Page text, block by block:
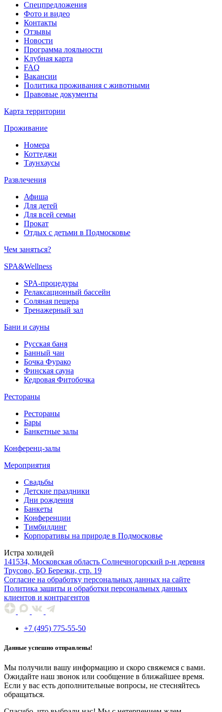
Спецпредложения
Фото и видео
Контакты
Отзывы
Новости
Программа лояльности
Клубная карта
FAQ
Вакансии
Политика проживания с животными
Правовые документы
Карта территории
Проживание
Номера
Коттеджи
Таунхаусы
Развлечения
Афиша
Для детей
Для всей семьи
Прокат
Отдых с детьми в Подмосковье
Чем заняться?
SPA&Wellness
SPA-процедуры
Релаксационный бассейн
Соляная пещера
Тренажерный зал
Бани и сауны
Русская баня
Банный чан
Бочка Фурако
Финская сауна
Кедровая Фитобочка
Рестораны
Рестораны
Бары
Банкетные залы
Конференц-залы
Мероприятия
Свадьбы
Детские праздники
Дни рождения
Банкеты
Конференции
Тимбилдинг
Корпоративы на природе в Подмосковье
Истра холидей
141534, Московская область Солнечногорский р-н деревня
Трусово, БО Березки, стр. 19
Согласие на обработку персональных данных на сайте
Политика защиты и обработки персональных данных
клиентов и контрагентов
+7 (495) 775-55-50
Данные успешно отправлены!
Мы получили вашу информацию и скоро свяжемся с вами.
Ожидайте наш звонок или сообщение в ближайшее время.
Если у вас есть дополнительные вопросы, не стесняйтесь
обращаться.